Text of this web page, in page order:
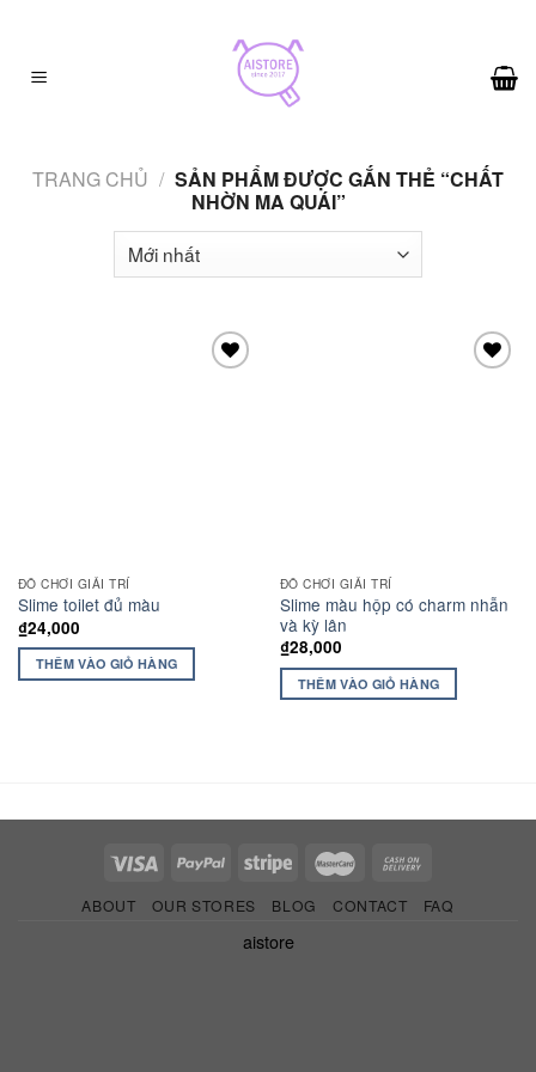
content
TRANG CHỦ / SẢN PHẨM ĐƯỢC GẮN THẺ “CHẤT
NHỜN MA QUÁI”
ĐỒ CHƠI GIẢI TRÍ
Slime toilet đủ màu
₫24,000
THÊM VÀO GIỎ HÀNG
ĐỒ CHƠI GIẢI TRÍ
Slime màu hộp có charm nhẫn
và kỳ lân
₫28,000
THÊM VÀO GIỎ HÀNG
ABOUT OUR STORES BLOG CONTACT FAQ
aistore